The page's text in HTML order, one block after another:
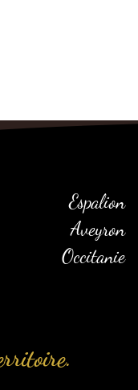
Espalion
Aveyron
Occitanie